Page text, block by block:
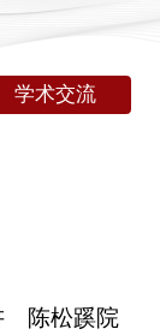
学术交流
陈松蹊院